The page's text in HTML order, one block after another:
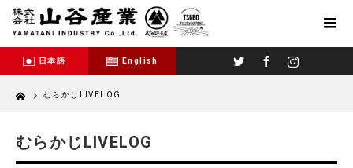
日本語 English
Home むらかじLIVELOG
むらかじLIVELOG